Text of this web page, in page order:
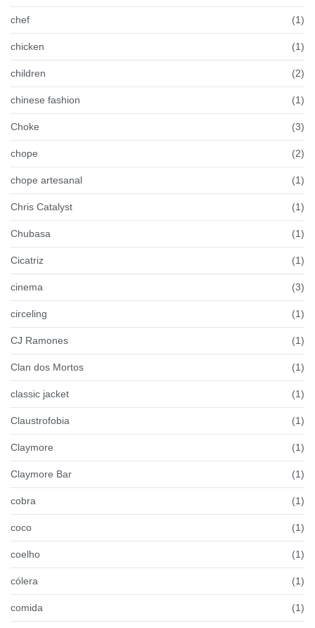
chef (1)
chicken (1)
children (2)
chinese fashion (1)
Choke (3)
chope (2)
chope artesanal (1)
Chris Catalyst (1)
Chubasa (1)
Cicatriz (1)
cinema (3)
circeling (1)
CJ Ramones (1)
Clan dos Mortos (1)
classic jacket (1)
Claustrofobia (1)
Claymore (1)
Claymore Bar (1)
cobra (1)
coco (1)
coelho (1)
cólera (1)
comida (1)